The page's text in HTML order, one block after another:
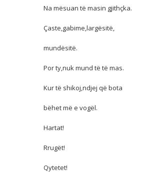
Na mësuan të masin gjithçka.
Çaste,gabime,largësitë,
mundësitë.
Por ty,nuk mund të të mas.
Kur të shikoj,ndjej që bota
bëhet më e vogël.
Hartat!
Rrugët!
Qytetet!